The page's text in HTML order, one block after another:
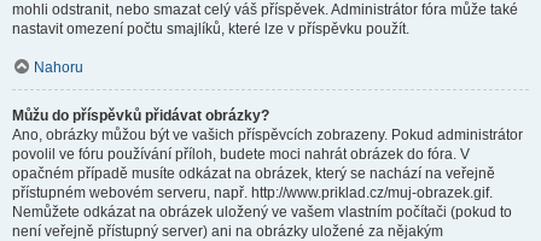
mohli odstranit, nebo smazat celý váš příspěvek. Administrátor fóra může také
nastavit omezení počtu smajlíků, které lze v příspěvku použít.
Nahoru
Můžu do příspěvků přidávat obrázky?
Ano, obrázky můžou být ve vašich příspěvcích zobrazeny. Pokud administrátor
povolil ve fóru používání příloh, budete moci nahrát obrázek do fóra. V
opačném případě musíte odkázat na obrázek, který se nachází na veřejně
přístupném webovém serveru, např. http://www.priklad.cz/muj-obrazek.gif.
Nemůžete odkázat na obrázek uložený ve vašem vlastním počítači (pokud to
není veřejně přístupný server) ani na obrázky uložené za nějakým